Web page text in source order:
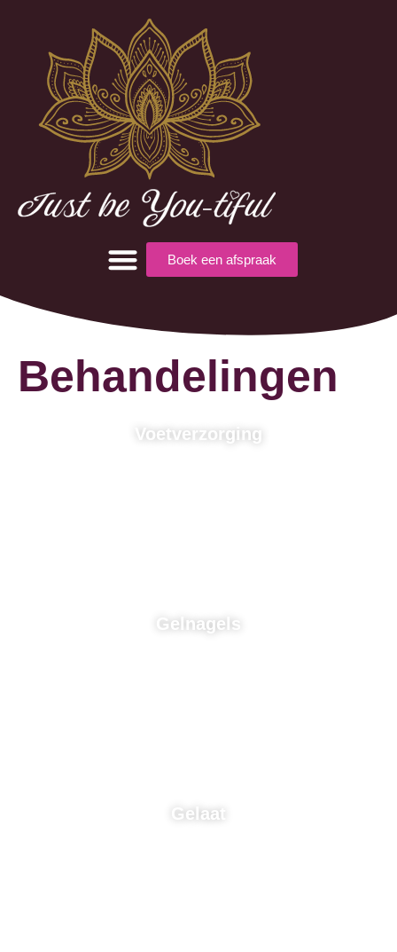
Boek een afspraak
Behandelingen
Voetverzorging
Gelnagels
Gelaat